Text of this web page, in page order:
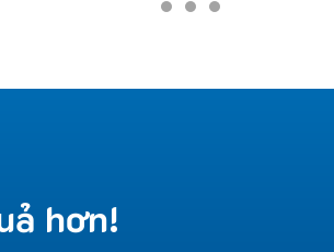
hơn!